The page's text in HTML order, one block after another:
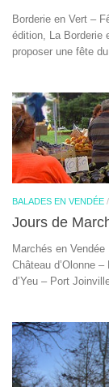
Borderie en Vert –
édition, La Borderie
proposer une fête
BALADES EN VENDÉE /
Jours de
Marchés en
Château d’Olonne
d’Yeu – Port